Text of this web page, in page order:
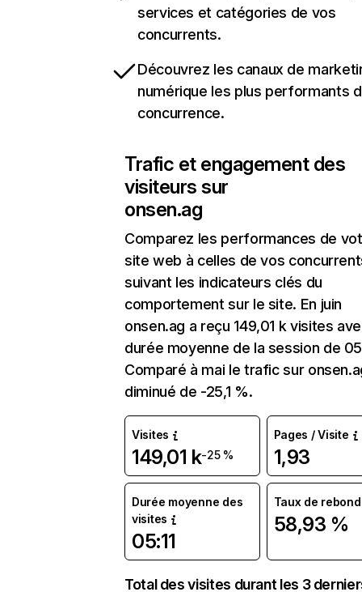
services et catégories de vos
concurrents.
Découvrez les canaux de
numérique les plus performants
concurrence.
Trafic et engagement des
visiteurs sur
onsen.ag
Comparez les performances de
site web à celles de vos
suivant les indicateurs clés du
comportement sur le site. En juin
onsen.ag a reçu 149,01 k visites
durée moyenne de la session de
Comparé à mai le trafic sur
diminué de -25,1 %.
Visites
149,01 k-25 %
Pages / Visite
1,93
Durée moyenne des
visites
05:11
Taux de rebond
58,93 %
Total des visites durant les 3